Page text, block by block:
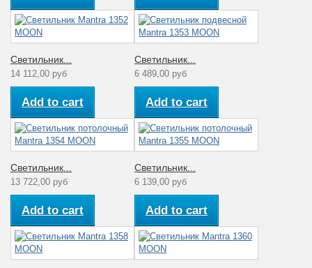
Светильник...
14 112,00 руб
Add to cart
Светильник...
6 489,00 руб
Add to cart
Светильник...
13 722,00 руб
Add to cart
Светильник...
6 139,00 руб
Add to cart